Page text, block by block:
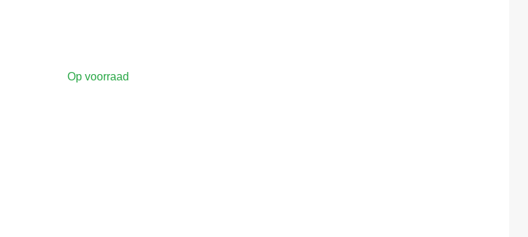
Op voorraad